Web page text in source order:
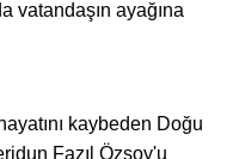
vatandaşın ayağına
kaybeden Doğu
Fazıl Özsoy'u